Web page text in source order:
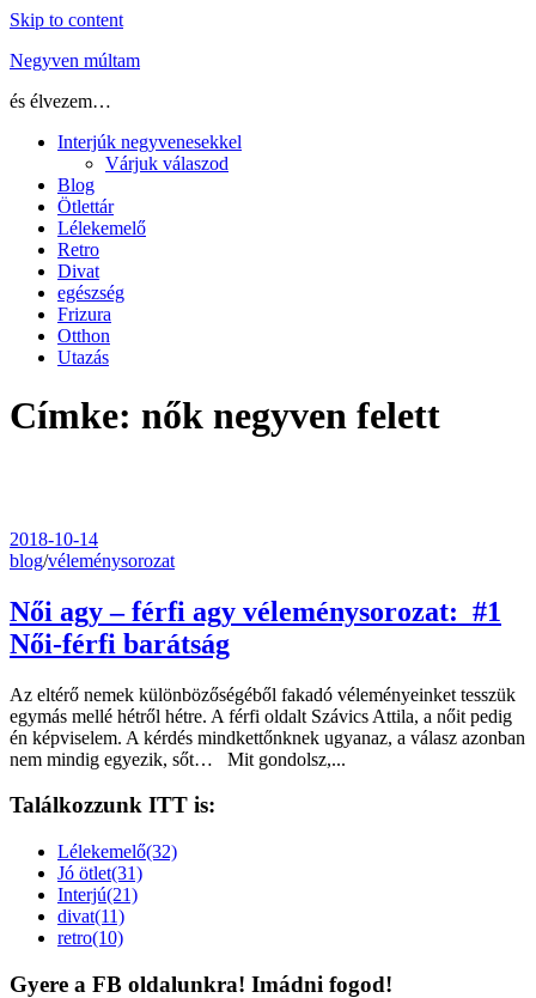
Skip to content
Negyven múltam
és élvezem…
Interjúk negyvenesekkel
Várjuk válaszod
Blog
Ötlettár
Lélekemelő
Retro
Divat
egészség
Frizura
Otthon
Utazás
Címke: nők negyven felett
2018-10-14
blog/véleménysorozat
Női agy – férfi agy véleménysorozat: #1
Női-férfi barátság
Az eltérő nemek különbözőségéből fakadó véleményeinket tesszük
egymás mellé hétről hétre. A férfi oldalt Szávics Attila, a nőit pedig
én képviselem. A kérdés mindkettőnknek ugyanaz, a válasz azonban
nem mindig egyezik, sőt… Mit gondolsz,...
Találkozzunk ITT is:
Lélekemelő(32)
Jó ötlet(31)
Interjú(21)
divat(11)
retro(10)
Gyere a FB oldalunkra! Imádni fogod!